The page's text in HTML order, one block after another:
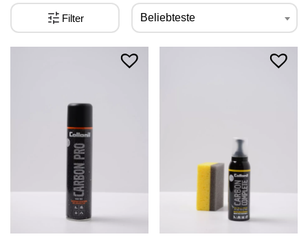
Beliebteste
Filter